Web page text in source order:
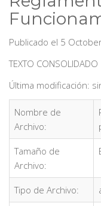
Publicado el 5
TEXTO CONSOLIDADO
Última modificación:
Nombre de
Archivo:
Tamaño de
Archivo:
Tipo de Archivo: